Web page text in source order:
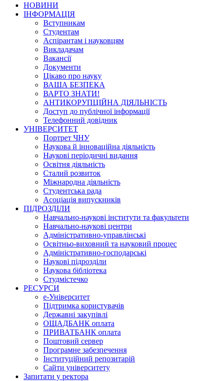
НОВИНИ
ІНФОРМАЦІЯ
Вступникам
Студентам
Аспірантам і науковцям
Викладачам
Вакансії
Документи
Цікаво про науку
ВАША БЕЗПЕКА
ВАРТО ЗНАТИ!
АНТИКОРУПЦІЙНА ДІЯЛЬНІСТЬ
Доступ до публічної інформації
Телефонний довідник
УНІВЕРСИТЕТ
Портрет ЧНУ
Наукова й інноваційна діяльність
Наукові періодичні видання
Освітня діяльність
Сталий розвиток
Міжнародна діяльність
Студентська рада
Асоціація випускників
ПІДРОЗДІЛИ
Навчально-наукові інститути та факультети
Навчально-наукові центри
Адміністративно-управлінські
Освітньо-виховний та науковий процес
Адміністративно-господарські
Наукові підрозділи
Наукова бібліотека
Студмістечко
РЕСУРСИ
е-Університет
Підтримка користувачів
Державні закупівлі
ОЩАДБАНК оплата
ПРИВАТБАНК оплата
Поштовий сервер
Програмне забезпечення
Інституційний репозитарій
Сайти університету
Запитати у ректора